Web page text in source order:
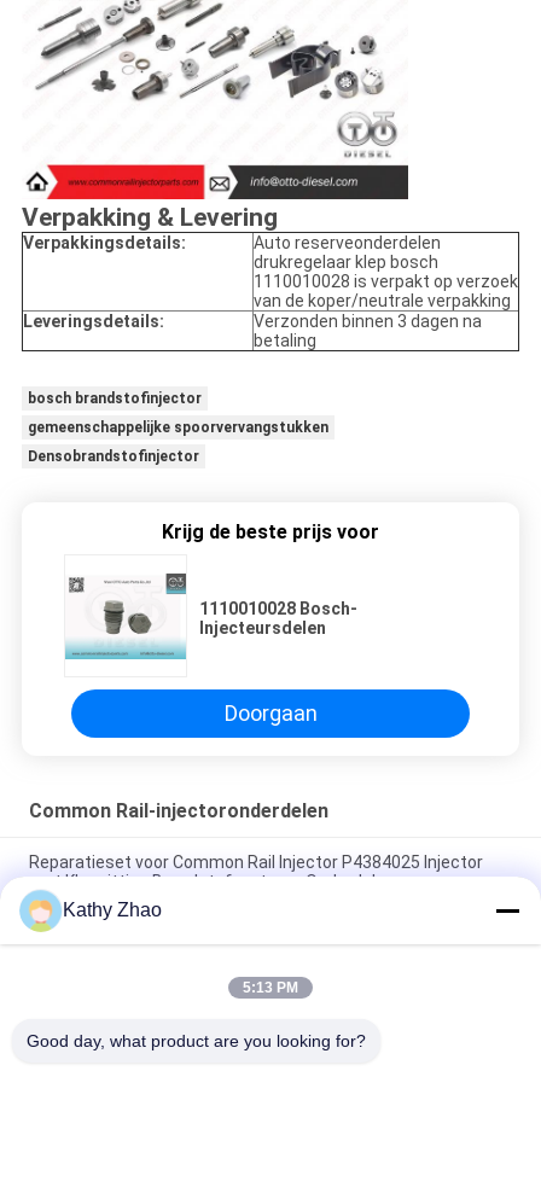
Verpakking & Levering
Verpakkingsdetails:
Auto reserveonderdelen
drukregelaar klep bosch
1110010028 is verpakt op verzoek
van de koper/neutrale verpakking
Leveringsdetails:
Verzonden binnen 3 dagen na
betaling
bosch brandstofinjector
gemeenschappelijke spoorvervangstukken
Densobrandstofinjector
Krijg de beste prijs voor
1110010028 Bosch-
Injecteursdelen
Doorgaan
Common Rail-injectoronderdelen
Reparatieset voor Common Rail Injector P4384025 Injector
met Klepzitting Brandstofsysteem Onderdelen
Echte Gemeenschappelijke Diesel van Spoordenso
Brandstofinjectors RE529118/RE524382 095000-649#/880#
M11 Common Rail Repair Kits voor EUI-injectoronderdelen
Kathy Zhao
5:13 PM
Good day, what product are you looking for?